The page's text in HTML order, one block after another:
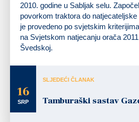
2010. godine u Sabljak selu.
povorkom traktora do
je provedeno po svjetskim
na Svjetskom natjecanju orača
Švedskoj.
16
SRP
SLJEDEĆI ČLANAK
Tamburaški sastav